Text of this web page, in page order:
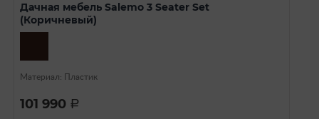
Дачная мебель Salemo 3 Seater Set
(Коричневый)
Материал: Пластик
101 990 a